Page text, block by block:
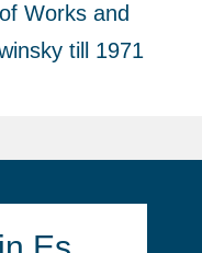
Works and
till 1971